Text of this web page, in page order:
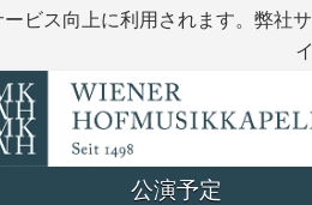
ビス向上に利用されます。弊社
公演予定